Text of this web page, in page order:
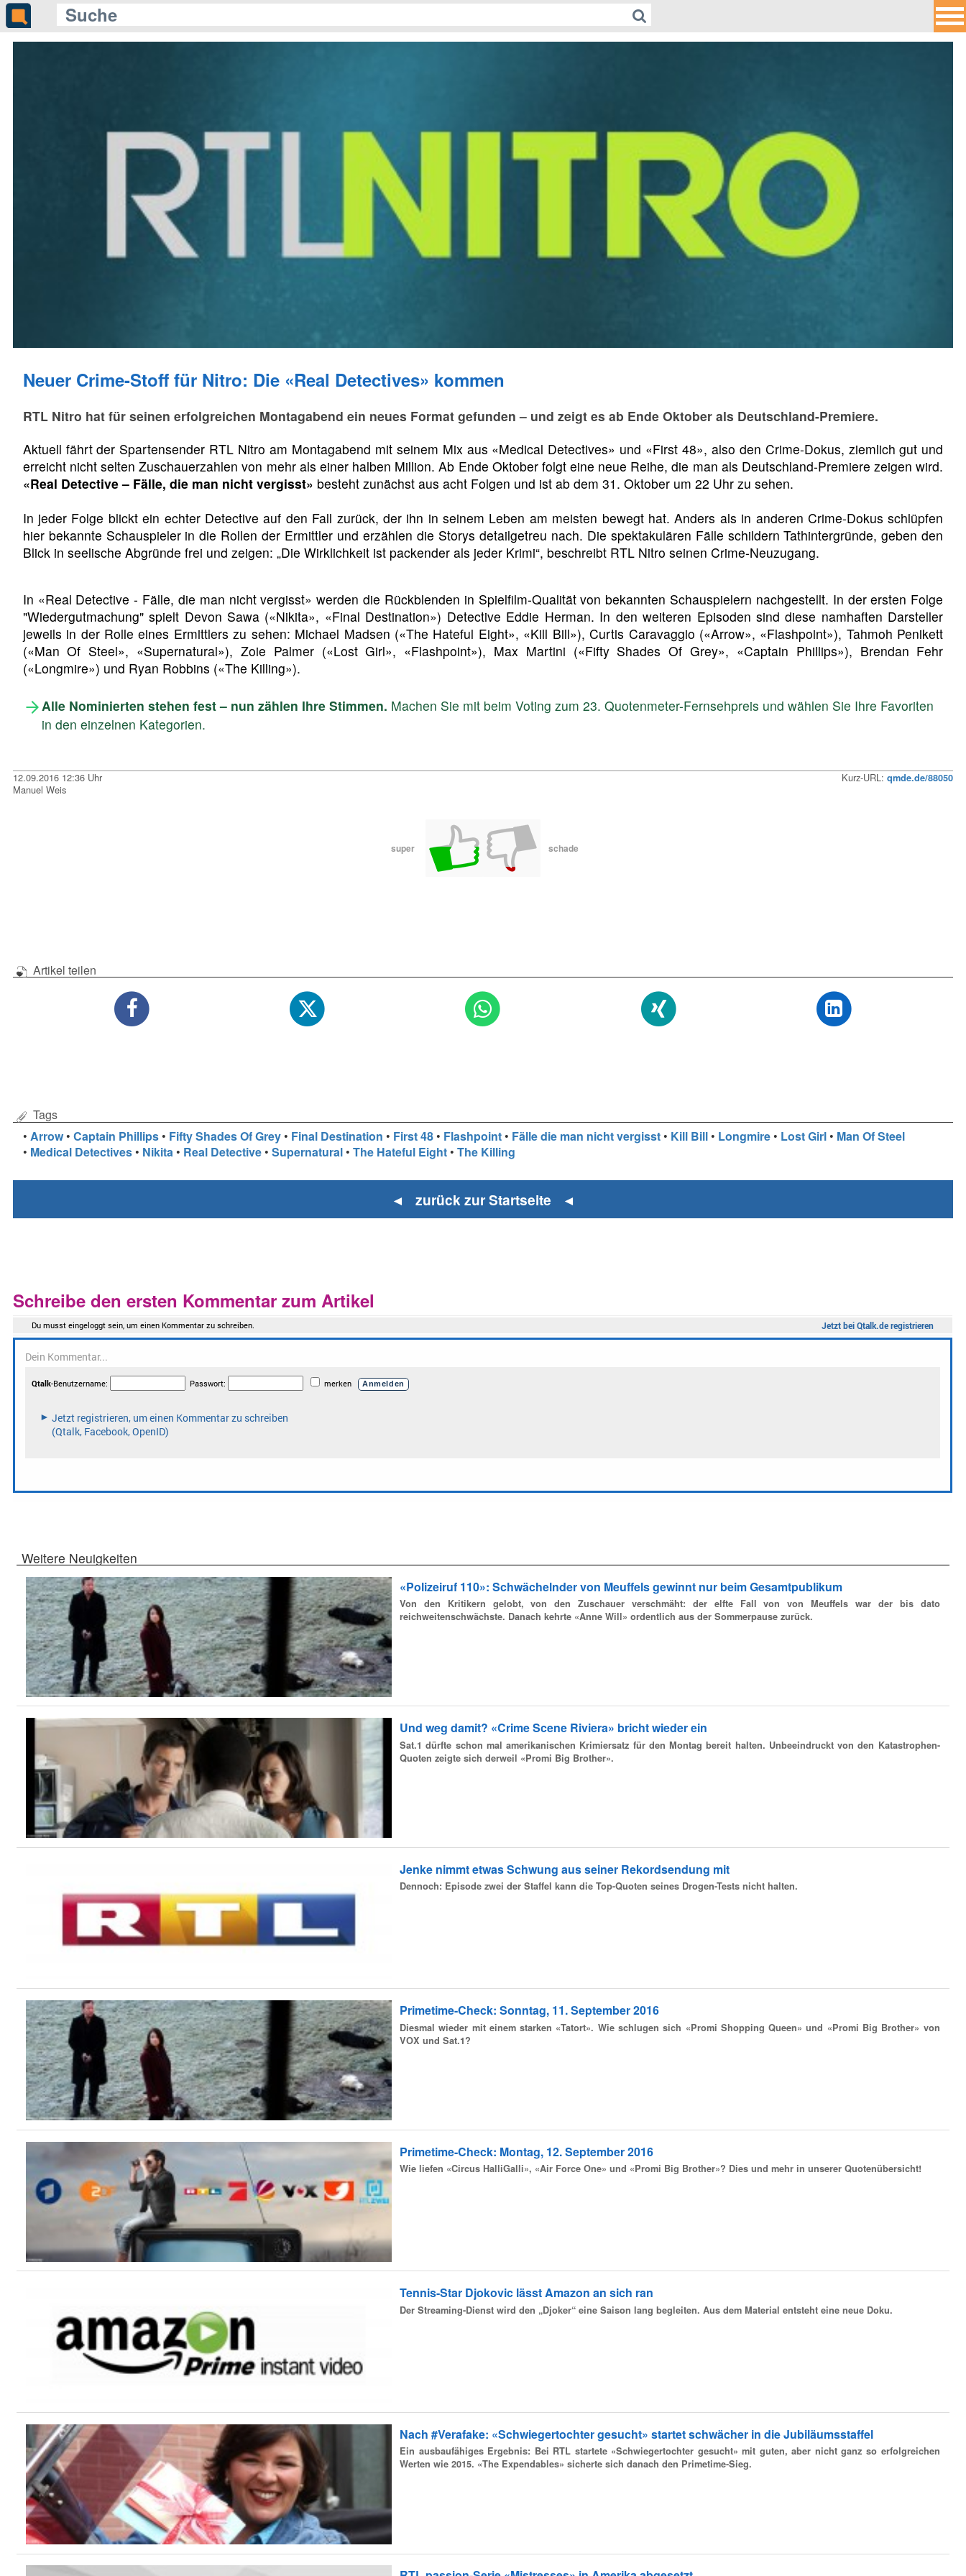
Neuer Crime-Stoff für Nitro: Die «Real Detectives» kommen
RTL Nitro hat für seinen erfolgreichen Montagabend ein neues Format gefunden – und zeigt es ab Ende Oktober als Deutschland-Premiere.
Aktuell fährt der Spartensender RTL Nitro am Montagabend mit seinem Mix aus «Medical Detectives» und «First 48», also den Crime-Dokus, ziemlich gut und
erreicht nicht selten Zuschauerzahlen von mehr als einer halben Million. Ab Ende Oktober folgt eine neue Reihe, die man als Deutschland-Premiere zeigen wird.
«Real Detective – Fälle, die man nicht vergisst» besteht zunächst aus acht Folgen und ist ab dem 31. Oktober um 22 Uhr zu sehen.
In jeder Folge blickt ein echter Detective auf den Fall zurück, der ihn in seinem Leben am meisten bewegt hat. Anders als in anderen Crime-Dokus schlüpfen
hier bekannte Schauspieler in die Rollen der Ermittler und erzählen die Storys detailgetreu nach. Die spektakulären Fälle schildern Tathintergründe, geben den
Blick in seelische Abgründe frei und zeigen: „Die Wirklichkeit ist packender als jeder Krimi“, beschreibt RTL Nitro seinen Crime-Neuzugang.
In «Real Detective - Fälle, die man nicht vergisst» werden die Rückblenden in Spielfilm-Qualität von bekannten Schauspielern nachgestellt. In der ersten Folge
"Wiedergutmachung" spielt Devon Sawa («Nikita», «Final Destination») Detective Eddie Herman. In den weiteren Episoden sind diese namhaften Darsteller
jeweils in der Rolle eines Ermittlers zu sehen: Michael Madsen («The Hateful Eight», «Kill Bill»), Curtis Caravaggio («Arrow», «Flashpoint»), Tahmoh Penikett
(«Man Of Steel», «Supernatural»), Zoie Palmer («Lost Girl», «Flashpoint»), Max Martini («Fifty Shades Of Grey», «Captain Phillips»), Brendan Fehr
(«Longmire») und Ryan Robbins («The Killing»).
Alle Nominierten stehen fest – nun zählen Ihre Stimmen. Machen Sie mit beim Voting zum 23. Quotenmeter-Fernsehpreis und wählen Sie Ihre Favoriten
in den einzelnen Kategorien.
12.09.2016 12:36 Uhr Kurz-URL: qmde.de/88050
Manuel Weis
super schade
Artikel teilen
Tags
• Arrow • Captain Phillips • Fifty Shades Of Grey • Final Destination • First 48 • Flashpoint • Fälle die man nicht vergisst • Kill Bill • Longmire • Lost Girl • Man Of Steel
• Medical Detectives • Nikita • Real Detective • Supernatural • The Hateful Eight • The Killing
◄ zurück zur Startseite ◄
Schreibe den ersten Kommentar zum Artikel
Weitere Neuigkeiten
«Polizeiruf 110»: Schwächelnder von Meuffels gewinnt nur beim Gesamtpublikum
Von den Kritikern gelobt, von den Zuschauer verschmäht: der elfte Fall von von Meuffels war der bis dato
reichweitenschwächste. Danach kehrte «Anne Will» ordentlich aus der Sommerpause zurück.
Und weg damit? «Crime Scene Riviera» bricht wieder ein
Sat.1 dürfte schon mal amerikanischen Krimiersatz für den Montag bereit halten. Unbeeindruckt von den Katastrophen-
Quoten zeigte sich derweil «Promi Big Brother».
Jenke nimmt etwas Schwung aus seiner Rekordsendung mit
Dennoch: Episode zwei der Staffel kann die Top-Quoten seines Drogen-Tests nicht halten.
Primetime-Check: Sonntag, 11. September 2016
Diesmal wieder mit einem starken «Tatort». Wie schlugen sich «Promi Shopping Queen» und «Promi Big Brother» von
VOX und Sat.1?
Primetime-Check: Montag, 12. September 2016
Wie liefen «Circus HalliGalli», «Air Force One» und «Promi Big Brother»? Dies und mehr in unserer Quotenübersicht!
Tennis-Star Djokovic lässt Amazon an sich ran
Der Streaming-Dienst wird den „Djoker“ eine Saison lang begleiten. Aus dem Material entsteht eine neue Doku.
Nach #Verafake: «Schwiegertochter gesucht» startet schwächer in die Jubiläumsstaffel
Ein ausbaufähiges Ergebnis: Bei RTL startete «Schwiegertochter gesucht» mit guten, aber nicht ganz so erfolgreichen
Werten wie 2015. «The Expendables» sicherte sich danach den Primetime-Sieg.